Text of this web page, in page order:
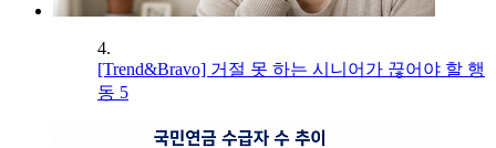
4.
[Trend&Bravo] 거절 못 하는 시니어가 끊어야 할 행
동 5